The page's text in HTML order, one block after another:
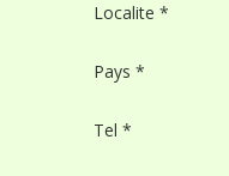
Localite *
Pays *
Tel *